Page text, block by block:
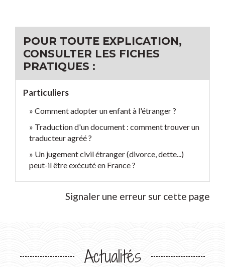
POUR TOUTE EXPLICATION,
CONSULTER LES FICHES
PRATIQUES :
Particuliers
Comment adopter un enfant à l'étranger ?
Traduction d'un document : comment trouver un
traducteur agréé ?
Un jugement civil étranger (divorce, dette...)
peut-il être exécuté en France ?
Signaler une erreur sur cette page
Actualités